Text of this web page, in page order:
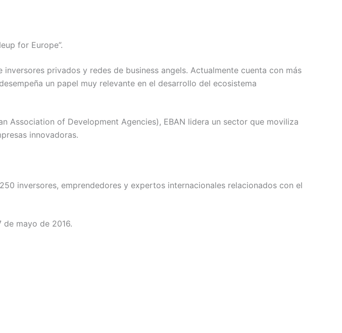
for Europe”.
privados y redes de business angels. Actualmente cuenta con más
un papel muy relevante en el desarrollo del ecosistema
Association of Development Agencies), EBAN lidera un sector que moviliza
innovadoras.
inversores, emprendedores y expertos internacionales relacionados con el
mayo de 2016.